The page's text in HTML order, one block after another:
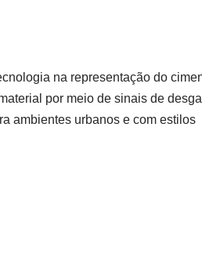
na representação do
por meio de sinais de
ambientes urbanos e com estilos